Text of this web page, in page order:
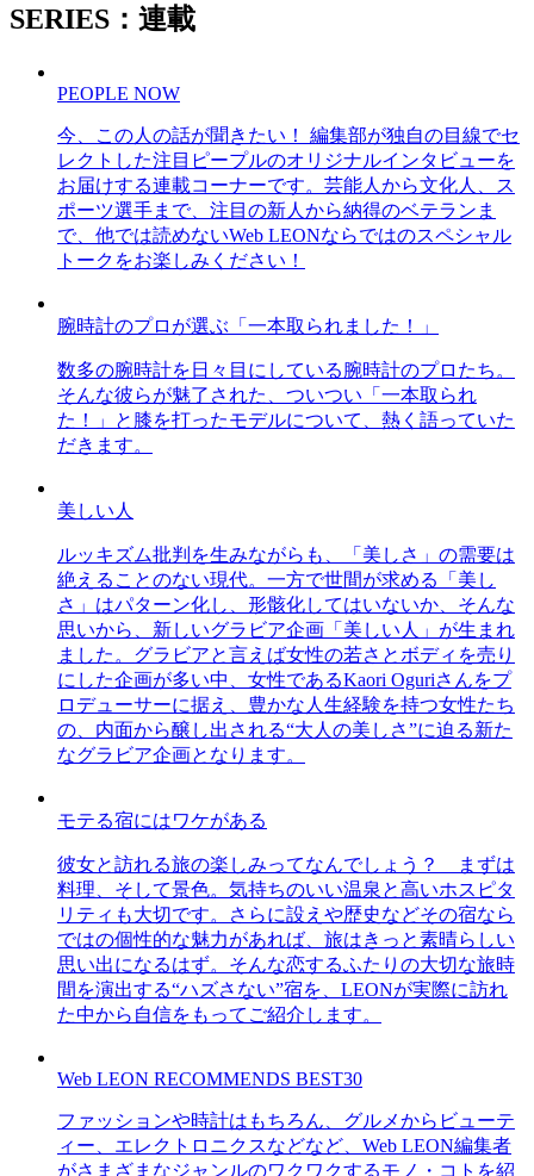
SERIES：連載
PEOPLE NOW
今、この人の話が聞きたい！ 編集部が独自の目線でセ
レクトした注目ピープルのオリジナルインタビューを
お届けする連載コーナーです。芸能人から文化人、ス
ポーツ選手まで、注目の新人から納得のベテランま
で、他では読めないWeb LEONならではのスペシャル
トークをお楽しみください！
腕時計のプロが選ぶ「一本取られました！」
数多の腕時計を日々目にしている腕時計のプロたち。
そんな彼らが魅了された、ついつい「一本取られ
た！」と膝を打ったモデルについて、熱く語っていた
だきます。
美しい人
ルッキズム批判を生みながらも、「美しさ」の需要は
絶えることのない現代。一方で世間が求める「美し
さ」はパターン化し、形骸化してはいないか、そんな
思いから、新しいグラビア企画「美しい人」が生まれ
ました。グラビアと言えば女性の若さとボディを売り
にした企画が多い中、女性であるKaori Oguriさんをプ
ロデューサーに据え、豊かな人生経験を持つ女性たち
の、内面から醸し出される“大人の美しさ”に迫る新た
なグラビア企画となります。
モテる宿にはワケがある
彼女と訪れる旅の楽しみってなんでしょう？ まずは
料理、そして景色。気持ちのいい温泉と高いホスピタ
リティも大切です。さらに設えや歴史などその宿なら
ではの個性的な魅力があれば、旅はきっと素晴らしい
思い出になるはず。そんな恋するふたりの大切な旅時
間を演出する“ハズさない”宿を、LEONが実際に訪れ
た中から自信をもってご紹介します。
Web LEON RECOMMENDS BEST30
ファッションや時計はもちろん、グルメからビューテ
ィー、エレクトロニクスなどなど、Web LEON編集者
がさまざまなジャンルのワクワクするモノ・コトを紹